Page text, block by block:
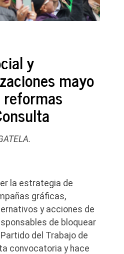
y
mayo
la estrategia de
gráficas,
y acciones de
de bloquear
del Trabajo de
convocatoria y hace